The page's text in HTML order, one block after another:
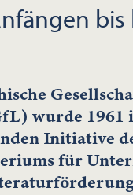
wurde 1961
Initiative
für